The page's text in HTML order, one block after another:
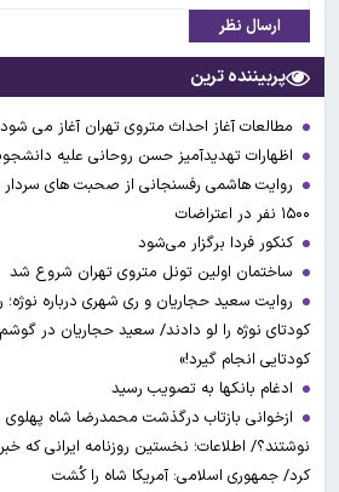
ارسال نظر
پربیننده ترین
مطالعات آغاز احداث متروی تهران آغاز می شود
اظهارات تهدیدآمیز حسن روحانی علیه
روایت هاشمی رفسنجانی از صحبت های سردار
۱۵۰۰ نفر در اعتراضات
کنکور فردا برگزار می‌شود
ساختمان اولین تونل متروی تهران شروع شد
روایت سعید حجاریان و ری شهری درباره
کودتای نوژه را لو دادند/ سعید حجاریان در
کودتایی انجام گیرد!»
ادغام بانکها به تصویب رسید
ازخوانی بازتاب درگذشت محمدرضا شاه پهلوی
نوشتند؟/ اطلاعات؛ نخستین روزنامه ایرانی که
کرد/ جمهوری اسلامی: آمریکا شاه را کُشت